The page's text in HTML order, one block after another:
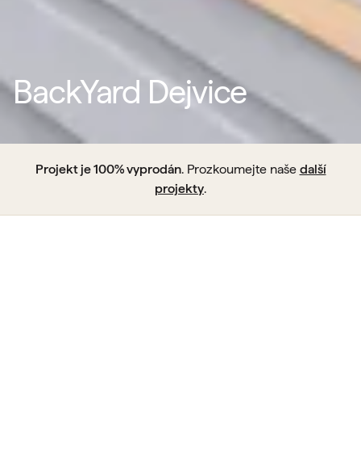
BackYard Dejvice
Projekt je 100% vyprodán. Prozkoumejte naše další
projekty.